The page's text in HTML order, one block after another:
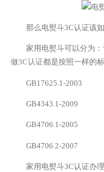
那么电熨斗3C认证该如
家用电熨斗可以分为：
做3C认证都是按照一样的
GB17625.1-2003
GB4343.1-2009
GB4706.1-2005
GB4706.2-2007
家用电熨斗3C认证办理